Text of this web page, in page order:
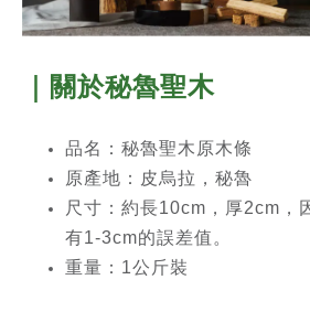
｜關於秘魯聖木
品名：秘魯聖木原木條
原產地：皮烏拉，秘魯
尺寸：約長10cm，厚2cm，
有1-3cm的誤差值。
重量：1公斤裝